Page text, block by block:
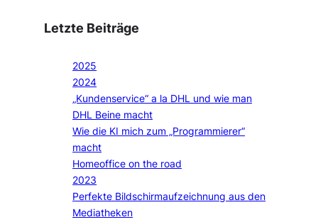
Letzte Beiträge
2025
2024
„Kundenservice“ a la DHL und wie man
DHL Beine macht
Wie die KI mich zum „Programmierer“
macht
Homeoffice on the road
2023
Perfekte Bildschirmaufzeichnung aus den
Mediatheken